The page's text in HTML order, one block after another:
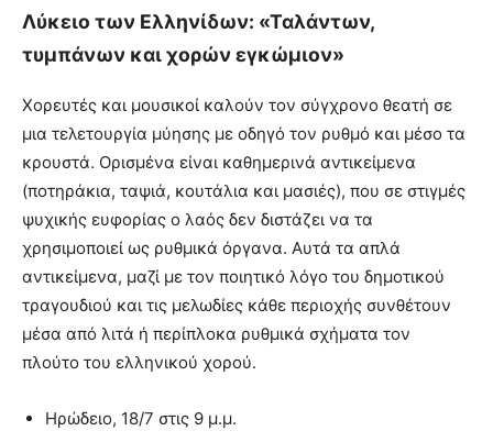
Λύκειο των Ελληνίδων: «Ταλάντων,
τυμπάνων και χορών εγκώμιον»
Χορευτές και μουσικοί καλούν τον σύγχρονο θεατή σε
μια τελετουργία μύησης με οδηγό τον ρυθμό και μέσο τα
κρουστά. Ορισμένα είναι καθημερινά αντικείμενα
(ποτηράκια, ταψιά, κουτάλια και μασιές), που σε στιγμές
ψυχικής ευφορίας ο λαός δεν διστάζει να τα
χρησιμοποιεί ως ρυθμικά όργανα. Αυτά τα απλά
αντικείμενα, μαζί με τον ποιητικό λόγο του δημοτικού
τραγουδιού και τις μελωδίες κάθε περιοχής συνθέτουν
μέσα από λιτά ή περίπλοκα ρυθμικά σχήματα τον
πλούτο του ελληνικού χορού.
Ηρώδειο, 18/7 στις 9 μ.μ.